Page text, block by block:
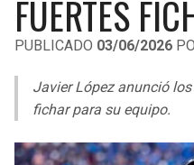
LIGA DE EXPANSIÓN MX
LEAGUES CUP
UEFA EUROPA LEAGUE
UEFA CONFERENCE LEAGUE
MLS
RAIDERS
CHARGERS
CAVALIERS
PISTONS
FUERTES
PUBLICADO 03/06/2026
Javier López anunció
fichar para su equipo.